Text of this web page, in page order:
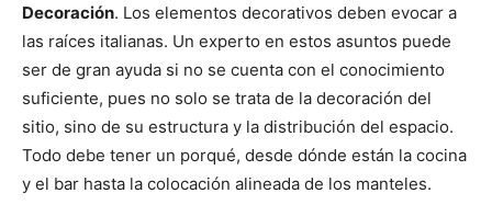
Decoración. Los elementos decorativos deben evocar a
las raíces italianas. Un experto en estos asuntos puede
ser de gran ayuda si no se cuenta con el conocimiento
suficiente, pues no solo se trata de la decoración del
sitio, sino de su estructura y la distribución del espacio.
Todo debe tener un porqué, desde dónde están la cocina
y el bar hasta la colocación alineada de los manteles.